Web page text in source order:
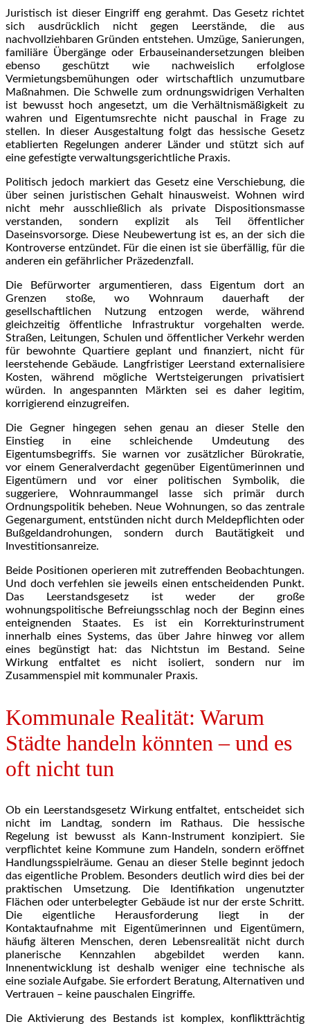
Juristisch ist dieser Eingriff eng gerahmt. Das Gesetz richtet
sich ausdrücklich nicht gegen Leerstände, die aus
nachvollziehbaren Gründen entstehen. Umzüge, Sanierungen,
familiäre Übergänge oder Erbauseinandersetzungen bleiben
ebenso geschützt wie nachweislich erfolglose
Vermietungsbemühungen oder wirtschaftlich unzumutbare
Maßnahmen. Die Schwelle zum ordnungswidrigen Verhalten
ist bewusst hoch angesetzt, um die Verhältnismäßigkeit zu
wahren und Eigentumsrechte nicht pauschal in Frage zu
stellen. In dieser Ausgestaltung folgt das hessische Gesetz
etablierten Regelungen anderer Länder und stützt sich auf
eine gefestigte verwaltungsgerichtliche Praxis.
Politisch jedoch markiert das Gesetz eine Verschiebung, die
über seinen juristischen Gehalt hinausweist. Wohnen wird
nicht mehr ausschließlich als private Dispositionsmasse
verstanden, sondern explizit als Teil öffentlicher
Daseinsvorsorge. Diese Neubewertung ist es, an der sich die
Kontroverse entzündet. Für die einen ist sie überfällig, für die
anderen ein gefährlicher Präzedenzfall.
Die Befürworter argumentieren, dass Eigentum dort an
Grenzen stoße, wo Wohnraum dauerhaft der
gesellschaftlichen Nutzung entzogen werde, während
gleichzeitig öffentliche Infrastruktur vorgehalten werde.
Straßen, Leitungen, Schulen und öffentlicher Verkehr werden
für bewohnte Quartiere geplant und finanziert, nicht für
leerstehende Gebäude. Langfristiger Leerstand externalisiere
Kosten, während mögliche Wertsteigerungen privatisiert
würden. In angespannten Märkten sei es daher legitim,
korrigierend einzugreifen.
Die Gegner hingegen sehen genau an dieser Stelle den
Einstieg in eine schleichende Umdeutung des
Eigentumsbegriffs. Sie warnen vor zusätzlicher Bürokratie,
vor einem Generalverdacht gegenüber Eigentümerinnen und
Eigentümern und vor einer politischen Symbolik, die
suggeriere, Wohnraummangel lasse sich primär durch
Ordnungspolitik beheben. Neue Wohnungen, so das zentrale
Gegenargument, entstünden nicht durch Meldepflichten oder
Bußgeldandrohungen, sondern durch Bautätigkeit und
Investitionsanreize.
Beide Positionen operieren mit zutreffenden Beobachtungen.
Und doch verfehlen sie jeweils einen entscheidenden Punkt.
Das Leerstandsgesetz ist weder der große
wohnungspolitische Befreiungsschlag noch der Beginn eines
enteignenden Staates. Es ist ein Korrekturinstrument
innerhalb eines Systems, das über Jahre hinweg vor allem
eines begünstigt hat: das Nichtstun im Bestand. Seine
Wirkung entfaltet es nicht isoliert, sondern nur im
Zusammenspiel mit kommunaler Praxis.
Kommunale Realität: Warum
Städte handeln könnten – und es
oft nicht tun
Ob ein Leerstandsgesetz Wirkung entfaltet, entscheidet sich
nicht im Landtag, sondern im Rathaus. Die hessische
Regelung ist bewusst als Kann-Instrument konzipiert. Sie
verpflichtet keine Kommune zum Handeln, sondern eröffnet
Handlungsspielräume. Genau an dieser Stelle beginnt jedoch
das eigentliche Problem. Besonders deutlich wird dies bei der
praktischen Umsetzung. Die Identifikation ungenutzter
Flächen oder unterbelegter Gebäude ist nur der erste Schritt.
Die eigentliche Herausforderung liegt in der
Kontaktaufnahme mit Eigentümerinnen und Eigentümern,
häufig älteren Menschen, deren Lebensrealität nicht durch
planerische Kennzahlen abgebildet werden kann.
Innenentwicklung ist deshalb weniger eine technische als
eine soziale Aufgabe. Sie erfordert Beratung, Alternativen und
Vertrauen – keine pauschalen Eingriffe.
Die Aktivierung des Bestands ist komplex, konfliktträchtig